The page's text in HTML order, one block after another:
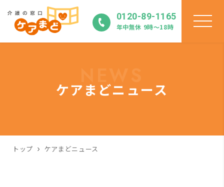
0120-89-1165
年中無休 9時〜18時
ケアまどニュース
トップ ケアまどニュース